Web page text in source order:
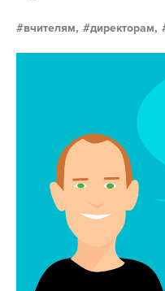
вчителям, директорам,